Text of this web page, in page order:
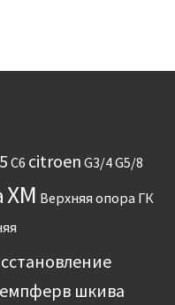
C6 citroen G3/4G5/8
XM Верхняя опора ГК
шкива